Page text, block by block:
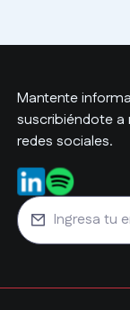
Mantente
suscribiéndote
redes sociales.